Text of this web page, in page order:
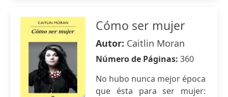
Cómo ser mujer
Autor: Caitlin Moran
Número de Páginas: 360
No hubo nunca mejor época
que ésta para ser mujer: